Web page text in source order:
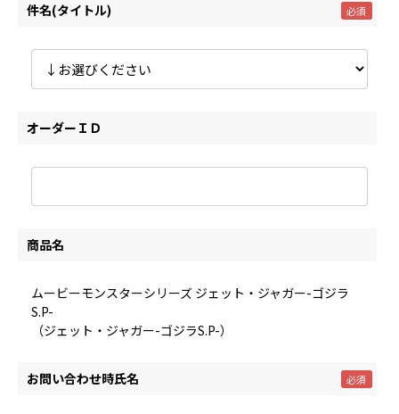
件名(タイトル)
オーダーＩＤ
商品名
ムービーモンスターシリーズ ジェット・ジャガー-ゴジラ
S.P-
（ジェット・ジャガー-ゴジラS.P-）
お問い合わせ時氏名